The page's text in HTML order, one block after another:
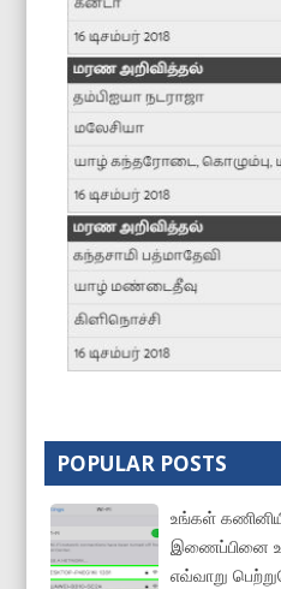
POPULAR POSTS
உங்கள்
இணைப்பினை
எவ்வாறு